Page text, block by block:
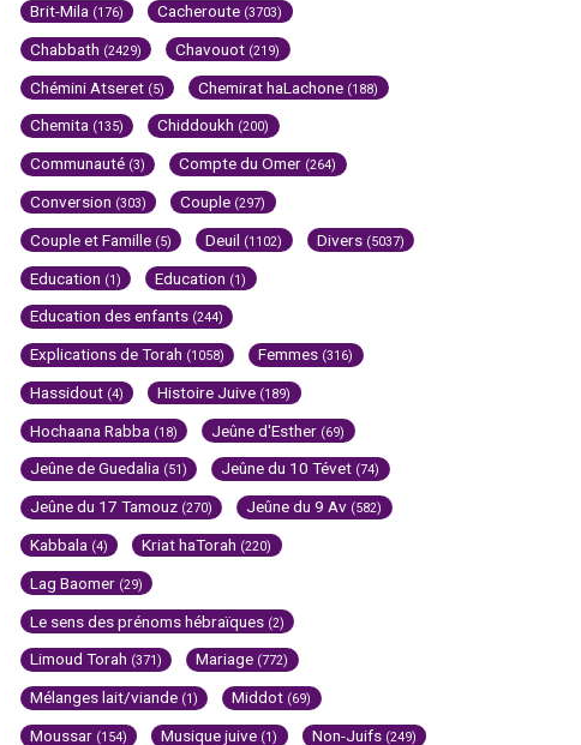
Brit-Mila (176) Cacheroute (3703)
Chabbath (2429) Chavouot (219)
Chémini Atseret (5) Chemirat haLachone (188)
Chemita (135) Chiddoukh (200)
Communauté (3) Compte du Omer (264)
Conversion (303) Couple (297)
Couple et Famille (5) Deuil (1102) Divers (5037)
Education (1) Education (1)
Education des enfants (244)
Explications de Torah (1058) Femmes (316)
Hassidout (4) Histoire Juive (189)
Hochaana Rabba (18) Jeûne d'Esther (69)
Jeûne de Guedalia (51) Jeûne du 10 Tévet (74)
Jeûne du 17 Tamouz (270) Jeûne du 9 Av (582)
Kabbala (4) Kriat haTorah (220)
Lag Baomer (29)
Le sens des prénoms hébraïques (2)
Limoud Torah (371) Mariage (772)
Mélanges lait/viande (1) Middot (69)
Moussar (154) Musique juive (1) Non-Juifs (249)